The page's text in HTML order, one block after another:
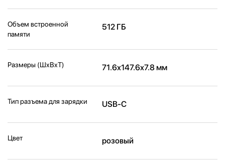
Объем встроенной
памяти
512 ГБ
Размеры (ШxВxТ) 71.6x147.6x7.8 мм
Тип разъема для зарядки USB-C
Цвет розовый